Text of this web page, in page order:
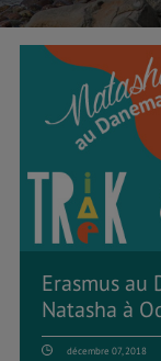
Erasmus au
Natasha à
décembre 07, 2018